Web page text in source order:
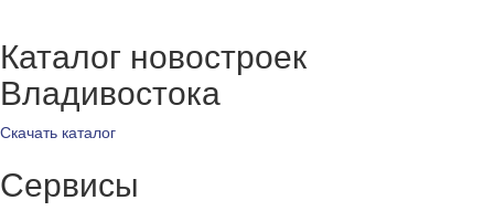
Каталог новостроек
Владивостока
Скачать каталог
Сервисы